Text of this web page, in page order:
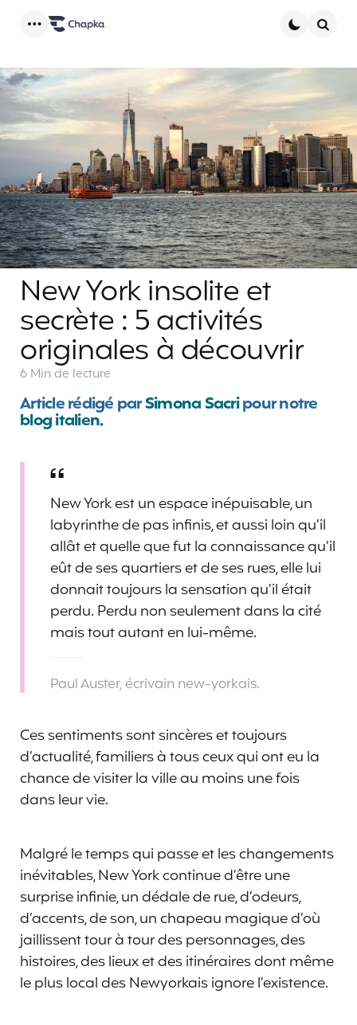
New York insolite et
secrète : 5 activités
originales à découvrir
6 Min de lecture
Article rédigé parSimona Sacripour notre
blog italien.
New York est un espace inépuisable, un
labyrinthe de pas infinis, et aussi loin qu’il
allât et quelle que fut la connaissance qu’il
eût de ses quartiers et de ses rues, elle lui
donnait toujours la sensation qu’il était
perdu. Perdu non seulement dans la cité
mais tout autant en lui-même.
Paul Auster, écrivain new-yorkais.
Ces sentiments sont sincères et toujours
d’actualité, familiers à tous ceux qui ont eu la
chance de visiter la ville au moins une fois
dans leur vie.
Malgré le temps qui passe et les changements
inévitables, New York continue d’être une
surprise infinie, un dédale de rue, d’odeurs,
d’accents, de son, un chapeau magique d’où
jaillissent tour à tour des personnages, des
histoires, des lieux et des itinéraires dont même
le plus local des Newyorkais ignore l’existence.